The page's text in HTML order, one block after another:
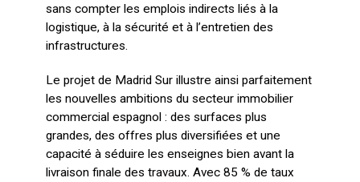
sans compter les emplois indirects liés à la
logistique, à la sécurité et à l’entretien des
infrastructures.
Le projet de Madrid Sur illustre ainsi parfaitement
les nouvelles ambitions du secteur immobilier
commercial espagnol : des surfaces plus
grandes, des offres plus diversifiées et une
capacité à séduire les enseignes bien avant la
livraison finale des travaux. Avec 85 % de taux